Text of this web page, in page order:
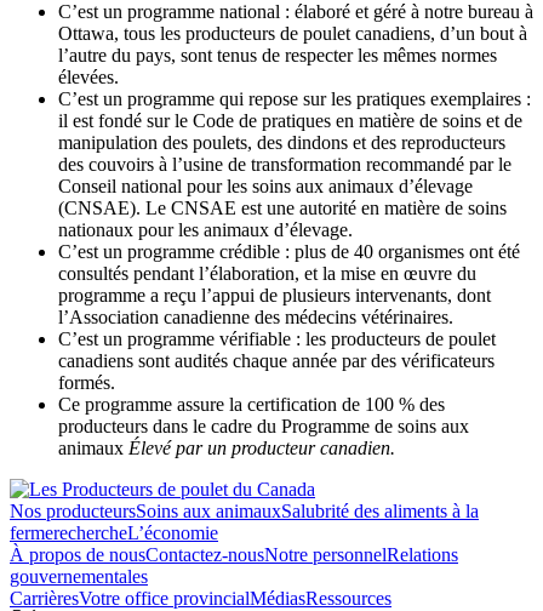
C’est un programme national : élaboré et géré à notre bureau à
Ottawa, tous les producteurs de poulet canadiens, d’un bout à
l’autre du pays, sont tenus de respecter les mêmes normes
élevées.
C’est un programme qui repose sur les pratiques exemplaires :
il est fondé sur le Code de pratiques en matière de soins et de
manipulation des poulets, des dindons et des reproducteurs
des couvoirs à l’usine de transformation recommandé par le
Conseil national pour les soins aux animaux d’élevage
(CNSAE). Le CNSAE est une autorité en matière de soins
nationaux pour les animaux d’élevage.
C’est un programme crédible : plus de 40 organismes ont été
consultés pendant l’élaboration, et la mise en œuvre du
programme a reçu l’appui de plusieurs intervenants, dont
l’Association canadienne des médecins vétérinaires.
C’est un programme vérifiable : les producteurs de poulet
canadiens sont audités chaque année par des vérificateurs
formés.
Ce programme assure la certification de 100 % des
producteurs dans le cadre du Programme de soins aux
animaux Élevé par un producteur canadien.
Nos producteursSoins aux animauxSalubrité des aliments à la
fermerechercheL’économie
À propos de nousContactez-nousNotre personnelRelations
gouvernementales
CarrièresVotre office provincialMédiasRessources